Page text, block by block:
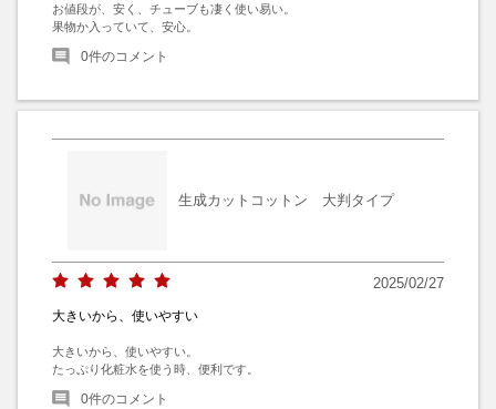
お値段が、安く、チューブも凄く使い易い。
果物か入っていて、安心。
0件のコメント
生成カットコットン 大判タイプ
2025/02/27
大きいから、使いやすい
大きいから、使いやすい。
たっぷり化粧水を使う時、便利です。
0件のコメント